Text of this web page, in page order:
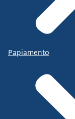
Papiamento